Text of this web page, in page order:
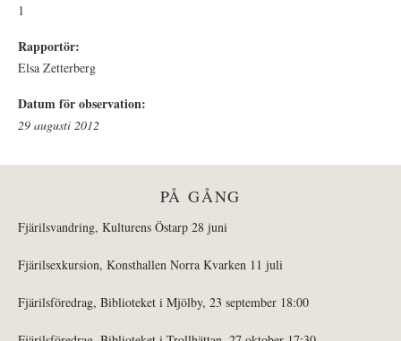
1
Rapportör:
Elsa Zetterberg
Datum för observation:
29 augusti 2012
PÅ GÅNG
Fjärilsvandring, Kulturens Östarp 28 juni
Fjärilsexkursion, Konsthallen Norra Kvarken 11 juli
Fjärilsföredrag, Biblioteket i Mjölby, 23 september 18:00